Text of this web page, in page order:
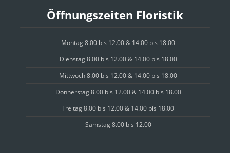
Öffnungszeiten Floristik
Montag 8.00 bis 12.00 & 14.00 bis 18.00
Dienstag 8.00 bis 12.00 & 14.00 bis 18.00
Mittwoch 8.00 bis 12.00 & 14.00 bis 18.00
Donnerstag 8.00 bis 12.00 & 14.00 bis 18.00
Freitag 8.00 bis 12.00 & 14.00 bis 18.00
Samstag 8.00 bis 12.00